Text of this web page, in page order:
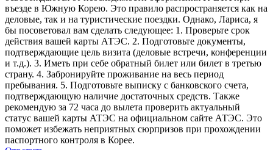
въезде в Южную Корею. Это правило распространяется как на
деловые, так и на туристические поездки. Однако, Лариса, я
бы посоветовал вам сделать следующее: 1. Проверьте срок
действия вашей карты АТЭС. 2. Подготовьте документы,
подтверждающие цель визита (деловые встречи, конференции
и т.д.). 3. Иметь при себе обратный билет или билет в третью
страну. 4. Забронируйте проживание на весь период
пребывания. 5. Подготовьте выписку с банковского счета,
подтверждающую наличие достаточных средств. Также
рекомендую за 72 часа до вылета проверить актуальный
статус вашей карты АТЭС на официальном сайте АТЭС. Это
поможет избежать неприятных сюрпризов при прохождении
паспортного контроля в Корее.